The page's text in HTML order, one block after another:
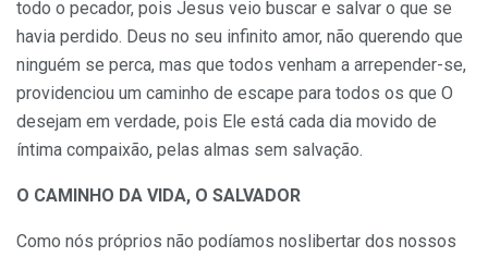
todo o pecador, pois Jesus veio buscar e salvar o que se
havia perdido. Deus no seu infinito amor, não querendo que
ninguém se perca, mas que todos venham a arrepender-se,
providenciou um caminho de escape para todos os que O
desejam em verdade, pois Ele está cada dia movido de
íntima compaixão, pelas almas sem salvação.
O CAMINHO DA VIDA, O SALVADOR
Como nós próprios não podíamos noslibertar dos nossos